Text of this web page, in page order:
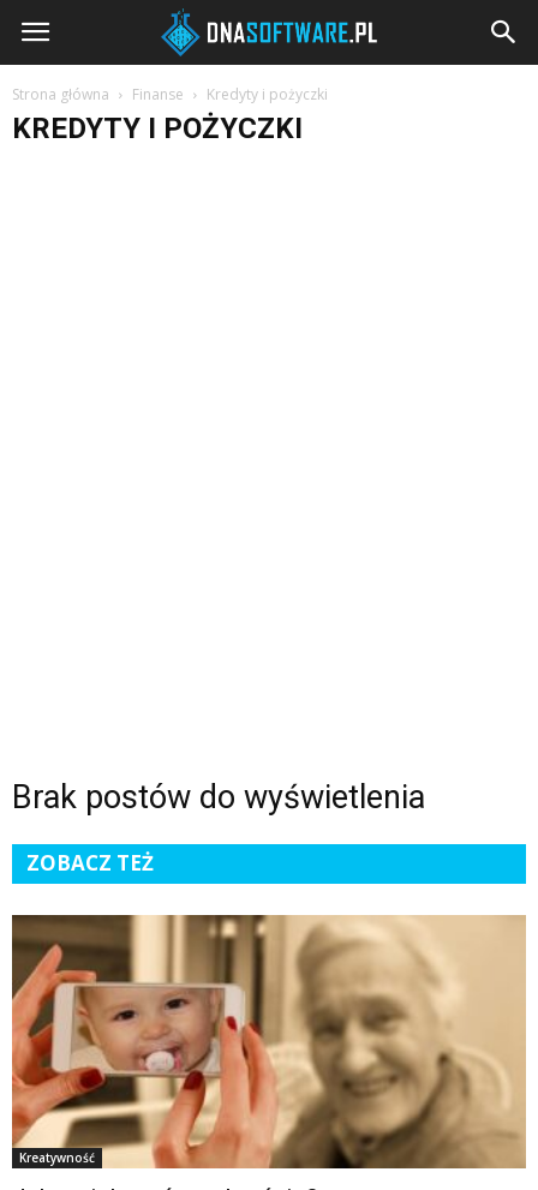
DNAsoftware.pl
Strona główna Finanse Kredyty i pożyczki
KREDYTY I POŻYCZKI
Brak postów do wyświetlenia
ZOBACZ TEŻ
Kreatywność